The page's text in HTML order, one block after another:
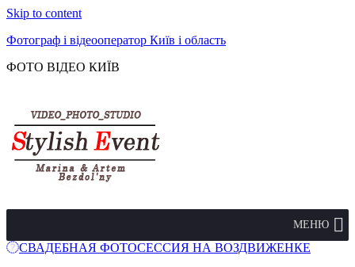
Skip to content
Фотограф і відеооператор Київ і область
ФОТО ВІДЕО КИЇВ
МЕНЮ
СВАДЕБНАЯ ФОТОСЕССИЯ НА ВОЗДВИЖЕНКЕ